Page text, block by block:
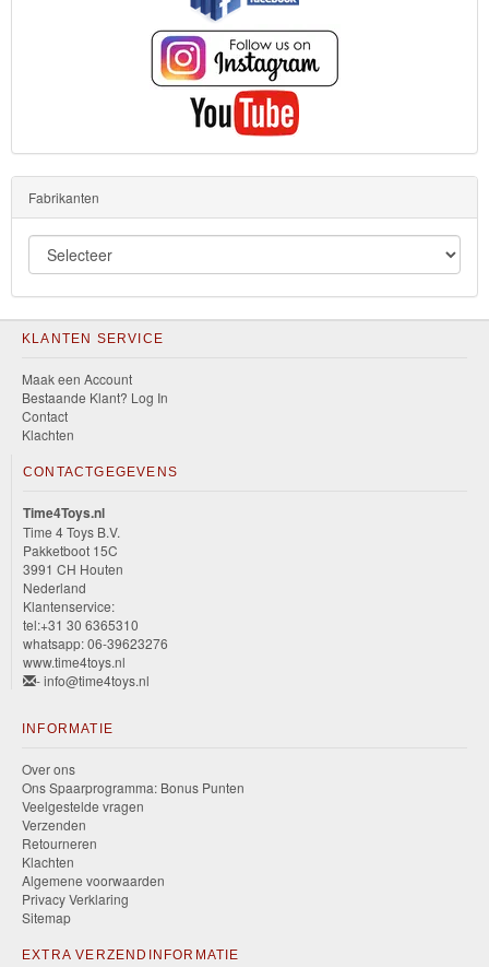
Fabrikanten
KLANTEN SERVICE
Maak een Account
Bestaande Klant? Log In
Contact
Klachten
CONTACTGEGEVENS
Time4Toys.nl
Time 4 Toys B.V.
Pakketboot 15C
3991 CH Houten
Nederland
Klantenservice:
tel:+31 30 6365310
whatsapp: 06-39623276
www.time4toys.nl
- info@time4toys.nl
INFORMATIE
Over ons
Ons Spaarprogramma: Bonus Punten
Veelgestelde vragen
Verzenden
Retourneren
Klachten
Algemene voorwaarden
Privacy Verklaring
Sitemap
EXTRA VERZENDINFORMATIE